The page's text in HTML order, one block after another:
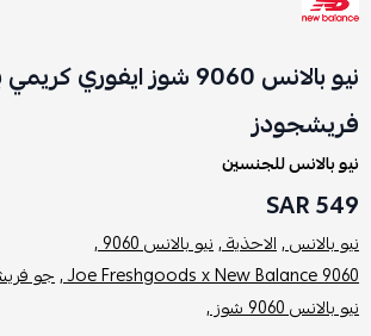
نيو بالانس 9060 شوز ايفوري
فريشجودز
نيو بالانس للجنسين
549 SAR
نيو بالانس ,الاحذية ,نيو بالانس 9060 ,
Joe Freshgoods x New Balance 9060 , جو
نيو بالانس 9060 شوز ,